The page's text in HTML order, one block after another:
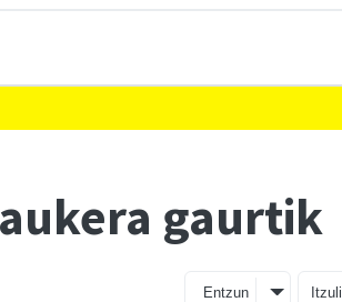
gaurtik
Entzun Itzuli